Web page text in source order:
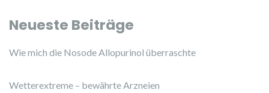
Neueste Beiträge
Wie mich die Nosode Allopurinol überraschte
Wetterextreme – bewährte Arzneien